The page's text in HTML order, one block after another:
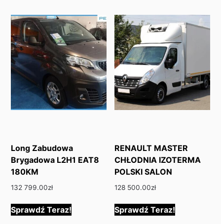
Long Zabudowa
Brygadowa L2H1 EAT8
180KM
132 799.00zł
Sprawdź Teraz!
RENAULT MASTER
CHŁODNIA IZOTERMA
POLSKI SALON
128 500.00zł
Sprawdź Teraz!